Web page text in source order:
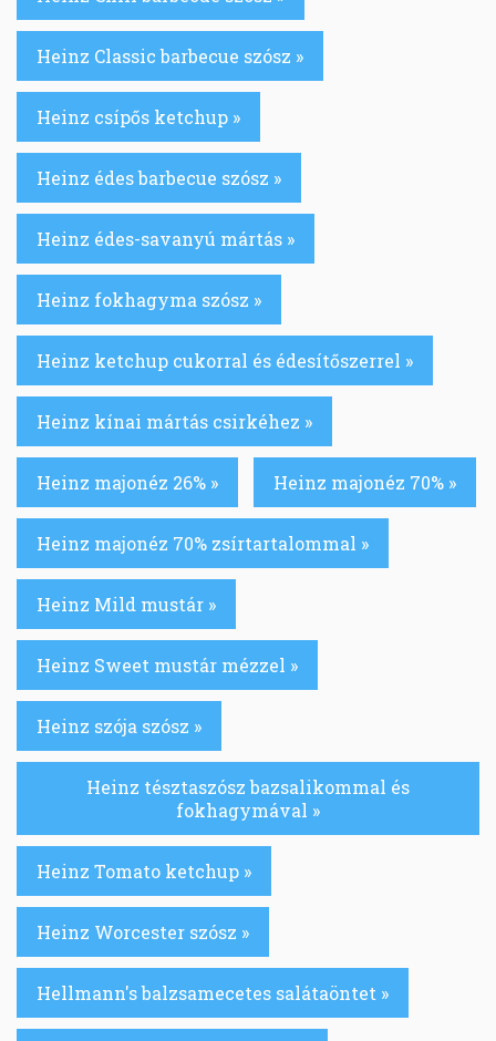
Heinz Classic barbecue szósz »
Heinz csípős ketchup »
Heinz édes barbecue szósz »
Heinz édes-savanyú mártás »
Heinz fokhagyma szósz »
Heinz ketchup cukorral és édesítőszerrel »
Heinz kínai mártás csirkéhez »
Heinz majonéz 26% » Heinz majonéz 70% »
Heinz majonéz 70% zsírtartalommal »
Heinz Mild mustár »
Heinz Sweet mustár mézzel »
Heinz szója szósz »
Heinz tésztaszósz bazsalikommal és
fokhagymával »
Heinz Tomato ketchup »
Heinz Worcester szósz »
Hellmann's balzsamecetes salátaöntet »